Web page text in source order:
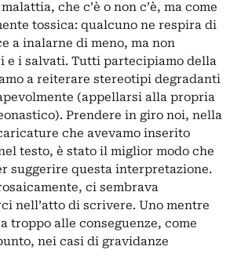
che c’è o non c’è, ma come
tossica: qualcuno ne respira di
a inalarne di meno, ma non
e i salvati. Tutti partecipiamo della
a reiterare stereotipi degradanti
(appellarsi alla propria
Prendere in giro noi, nella
che avevamo inserito
testo, è stato il miglior modo che
suggerire questa interpretazione.
ci sembrava
nell’atto di scrivere. Uno mentre
troppo alle conseguenze, come
nei casi di gravidanze